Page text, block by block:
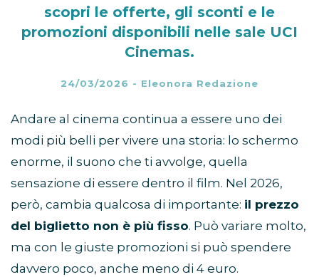
scopri le offerte, gli sconti e le
promozioni disponibili nelle sale UCI
Cinemas.
24/03/2026 - Eleonora Redazione
Andare al cinema continua a essere uno dei
modi più belli per vivere una storia: lo schermo
enorme, il suono che ti avvolge, quella
sensazione di essere dentro il film. Nel 2026,
però, cambia qualcosa di importante: il prezzo
del biglietto non è più fisso. Può variare molto,
ma con le giuste promozioni si può spendere
davvero poco, anche meno di 4 euro.